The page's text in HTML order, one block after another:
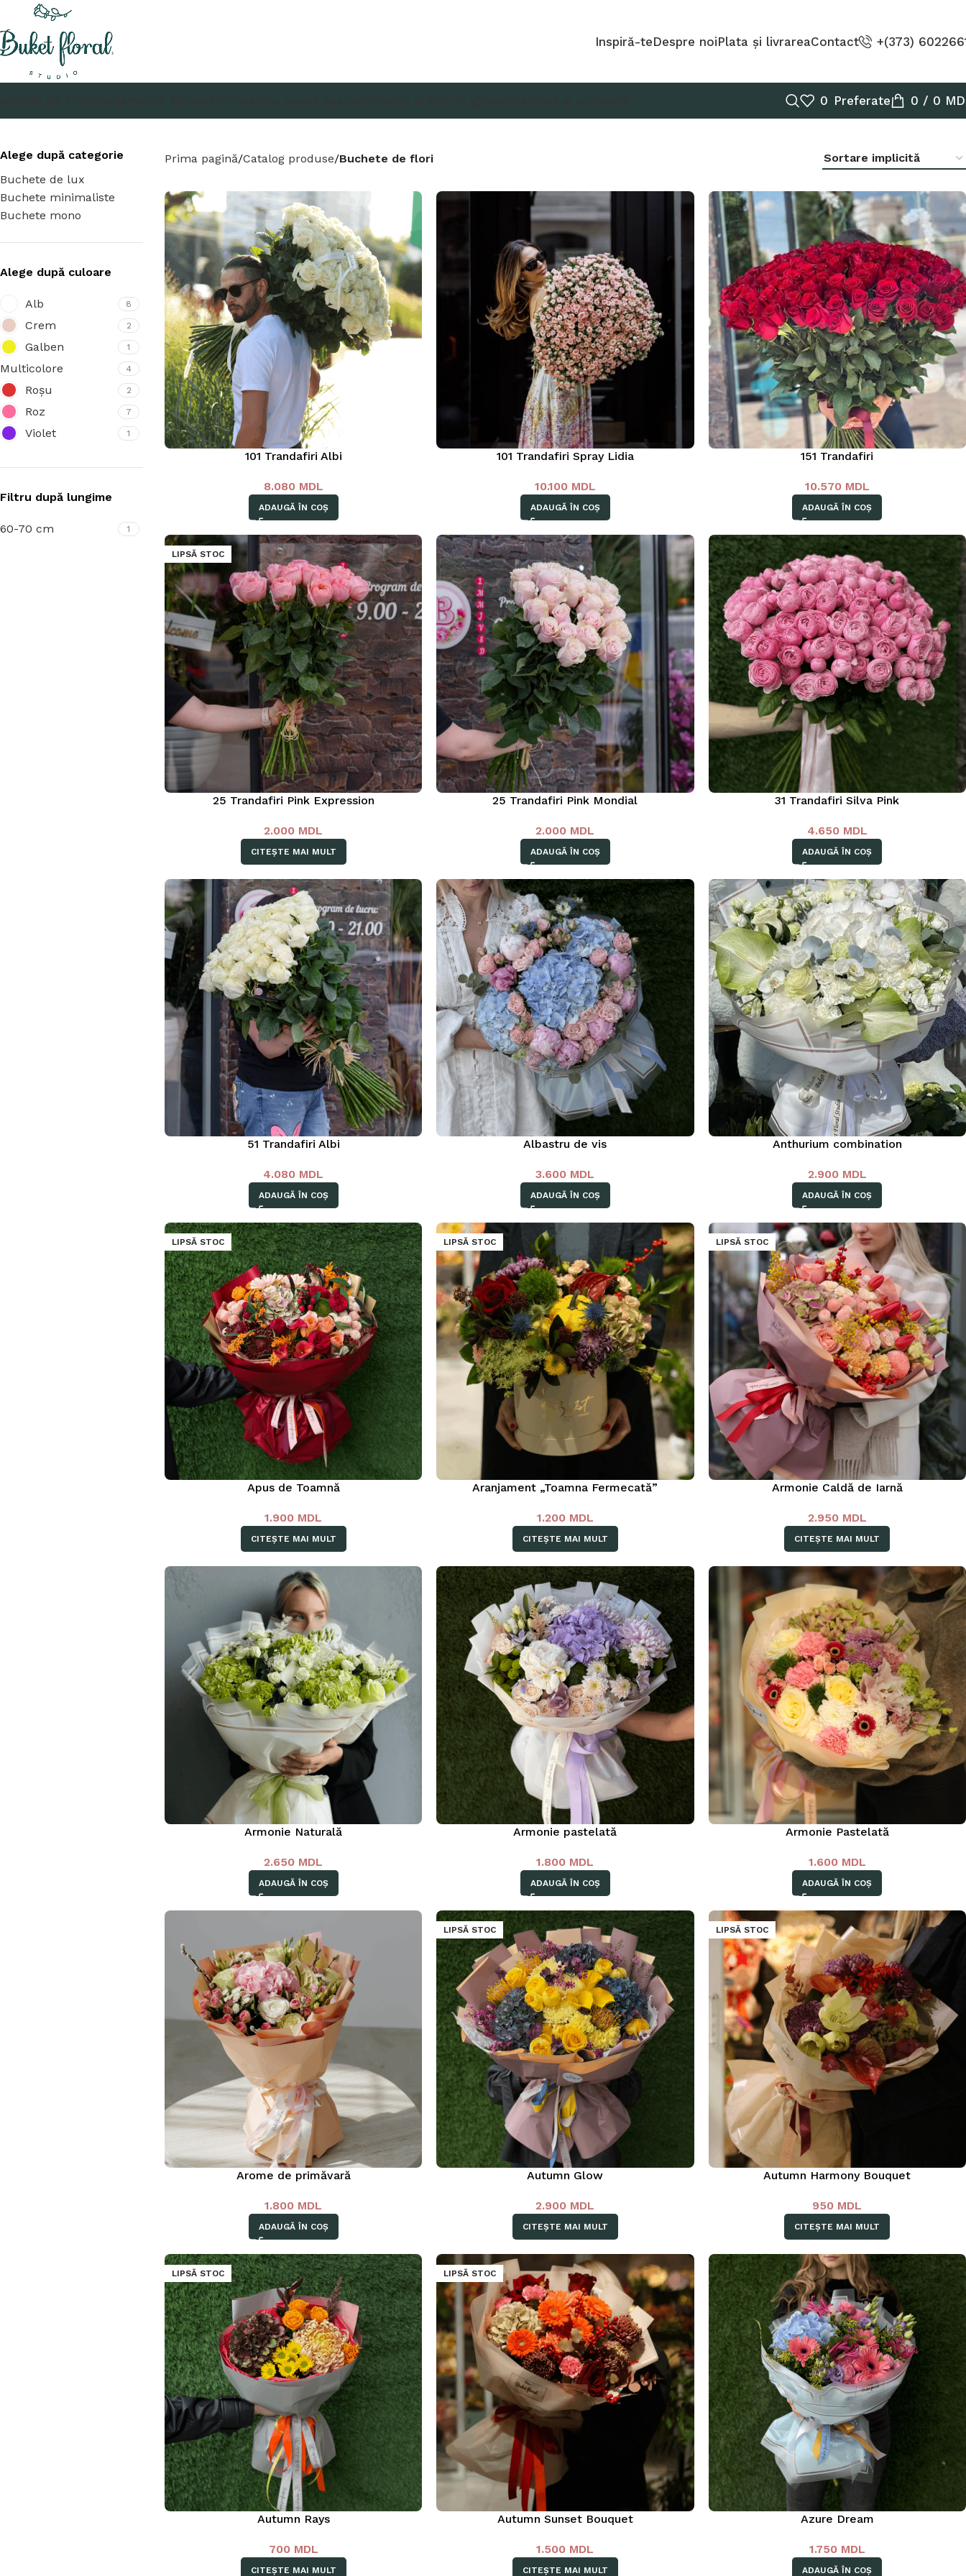
Inspiră-teDespre noiPlata și livrareaContact +(373)
0 Preferate 0 / 0
Alege după categorie
Buchete de lux
Buchete minimaliste
Buchete mono
Alege după culoare
Alb 8
Crem 2
Galben 1
Multicolore 4
Roșu 2
Roz 7
Violet 1
Filtru după lungime
60-70 cm 1
Prima pagină Catalog produse Buchete de flori
101 Trandafiri Albi
8.080 MDL
ADAUGĂ ÎN COȘ
101 Trandafiri Spray Lidia
10.100 MDL
ADAUGĂ ÎN COȘ
151 Trandafiri
10.570 MDL
ADAUGĂ ÎN COȘ
LIPSĂ STOC
25 Trandafiri Pink Expression
2.000 MDL
CITEȘTE MAI MULT
25 Trandafiri Pink Mondial
2.000 MDL
ADAUGĂ ÎN COȘ
31 Trandafiri Silva Pink
4.650 MDL
ADAUGĂ ÎN COȘ
51 Trandafiri Albi
4.080 MDL
ADAUGĂ ÎN COȘ
Albastru de vis
3.600 MDL
ADAUGĂ ÎN COȘ
Anthurium combination
2.900 MDL
ADAUGĂ ÎN COȘ
LIPSĂ STOC
Apus de Toamnă
1.900 MDL
CITEȘTE MAI MULT
LIPSĂ STOC
Aranjament „Toamna Fermecată”
1.200 MDL
CITEȘTE MAI MULT
LIPSĂ STOC
Armonie Caldă de Iarnă
2.950 MDL
CITEȘTE MAI MULT
Armonie Naturală
2.650 MDL
ADAUGĂ ÎN COȘ
Armonie pastelată
1.800 MDL
ADAUGĂ ÎN COȘ
Armonie Pastelată
1.600 MDL
ADAUGĂ ÎN COȘ
Arome de primăvară
1.800 MDL
ADAUGĂ ÎN COȘ
LIPSĂ STOC
Autumn Glow
2.900 MDL
CITEȘTE MAI MULT
LIPSĂ STOC
Autumn Harmony Bouquet
950 MDL
CITEȘTE MAI MULT
LIPSĂ STOC
Autumn Rays
700 MDL
CITEȘTE MAI MULT
LIPSĂ STOC
Autumn Sunset Bouquet
1.500 MDL
CITEȘTE MAI MULT
Azure Dream
1.750 MDL
ADAUGĂ ÎN COȘ